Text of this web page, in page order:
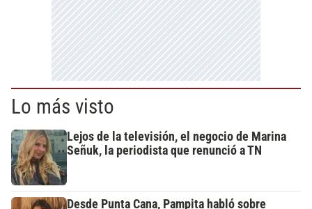
Lo más visto
Lejos de la televisión, el negocio de Marina
Señuk, la periodista que renunció a TN
Desde Punta Cana, Pampita habló sobre